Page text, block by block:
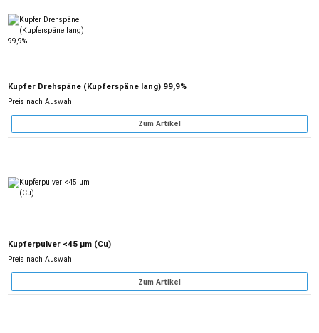
Kupfer Drehspäne (Kupferspäne lang) 99,9%
Preis nach Auswahl
Zum Artikel
Kupferpulver <45 µm (Cu)
Preis nach Auswahl
Zum Artikel